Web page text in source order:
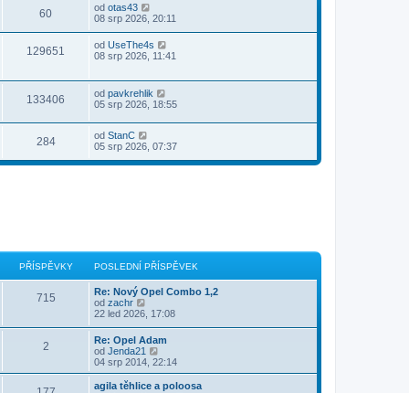
60 od otas43
08 srp 2026, 20:11
129651 od UseThe4s
08 srp 2026, 11:41
133406 od pavkrehlik
05 srp 2026, 18:55
284 od StanC
05 srp 2026, 07:37
PŘÍSPĚVKY POSLEDNÍ PŘÍSPĚVEK
715
Re: Nový Opel Combo 1,2
od zachr
o
r
a
z
i
t
p
22 led 2026, 17:08
2
Re: Opel Adam
od Jenda21
o
b
r
04 srp 2014, 22:14
agila těhlice a poloosa